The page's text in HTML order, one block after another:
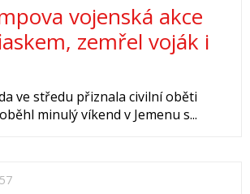
vojenská akce
zemřel voják i
ve středu přiznala civilní oběti
minulý víkend v Jemenu s...